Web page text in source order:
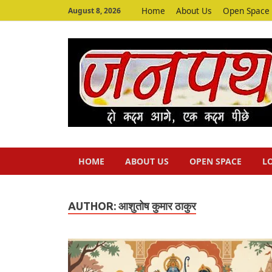
August 8, 2026 Home About Us Open Space
HOME ABOUT US OPEN SPACE
AUTHOR: आशुतोष कुमार ठाकुर